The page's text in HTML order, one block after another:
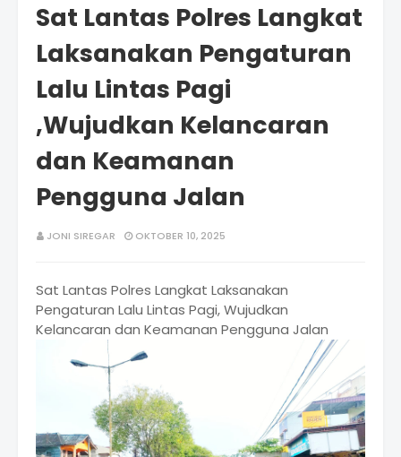
Sat Lantas Polres Langkat
Laksanakan Pengaturan
Lalu Lintas Pagi
,Wujudkan Kelancaran
dan Keamanan
Pengguna Jalan
JONI SIREGAR OKTOBER 10, 2025
Sat Lantas Polres Langkat Laksanakan
Pengaturan Lalu Lintas Pagi, Wujudkan
Kelancaran dan Keamanan Pengguna Jalan